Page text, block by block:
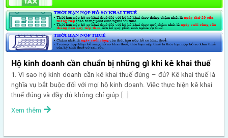
Hộ kinh doanh cần chuẩn bị những gì khi kê khai thuế
1. Vì sao hộ kinh doanh cần kê khai thuế đúng – đủ? Kê khai thuế là
nghĩa vụ bắt buộc đối với mọi hộ kinh doanh. Việc thực hiện kê khai
thuế đúng và đầy đủ không chỉ giúp […]
Xem thêm